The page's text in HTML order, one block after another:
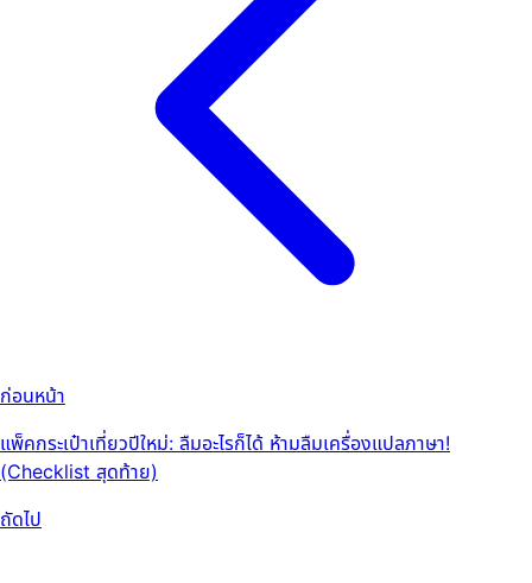
ก่อนหน้า
แพ็คกระเป๋าเที่ยวปีใหม่: ลืมอะไรก็ได้ ห้ามลืมเครื่องแปลภาษา!
(Checklist สุดท้าย)
ถัดไป